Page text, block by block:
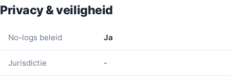
Privacy & veiligheid
No-logs beleid Ja
Jurisdictie -